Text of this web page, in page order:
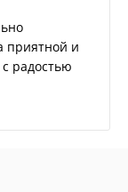
приятной и
радостью